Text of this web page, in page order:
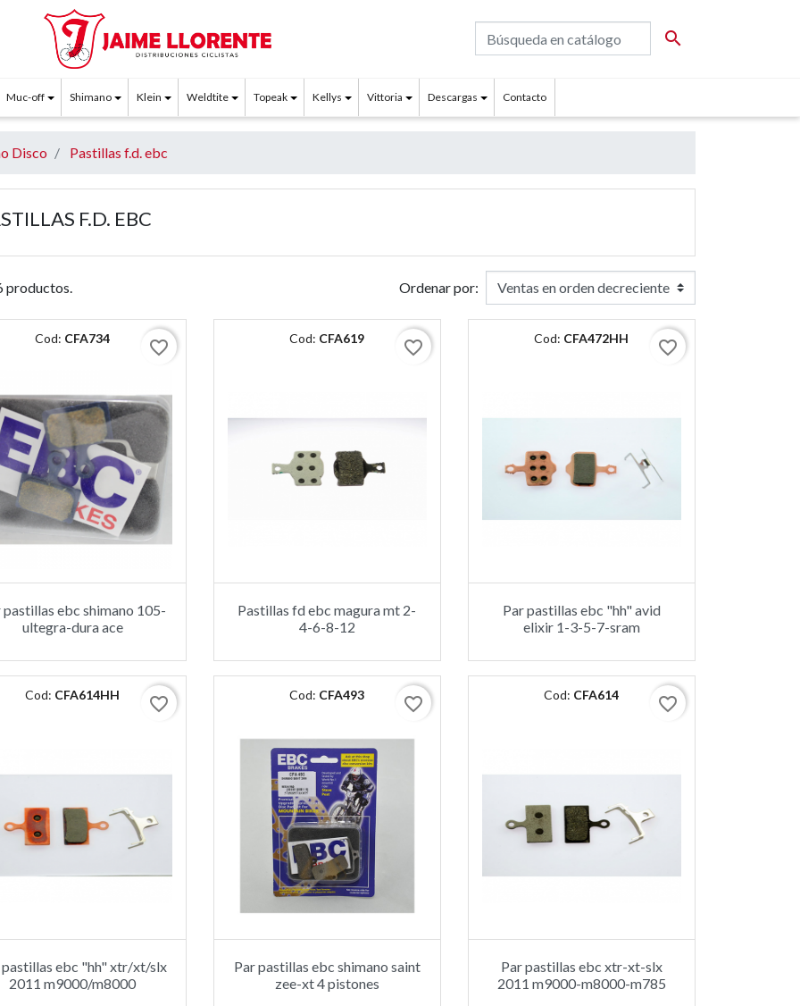

Muc-off Shimano Klein Weldtite Topeak Kellys Vittoria Descargas Contacto
Disco Pastillas f.d. ebc
F.D. EBC
productos. Ordenar por:
Cod: CFA734 favorite_border
pastillas ebc shimano 105-
ultegra-dura ace
Cod: CFA619 favorite_border
Pastillas fd ebc magura mt 2-
4-6-8-12
Cod: CFA472HH favorite_border
Par pastillas ebc "hh" avid
elixir 1-3-5-7-sram
Cod: CFA614HH favorite_border
pastillas ebc "hh" xtr/xt/slx
2011 m9000/m8000
Cod: CFA493 favorite_border
Par pastillas ebc shimano saint
zee-xt 4 pistones
Cod: CFA614 favorite_border
Par pastillas ebc xtr-xt-slx
2011 m9000-m8000-m785